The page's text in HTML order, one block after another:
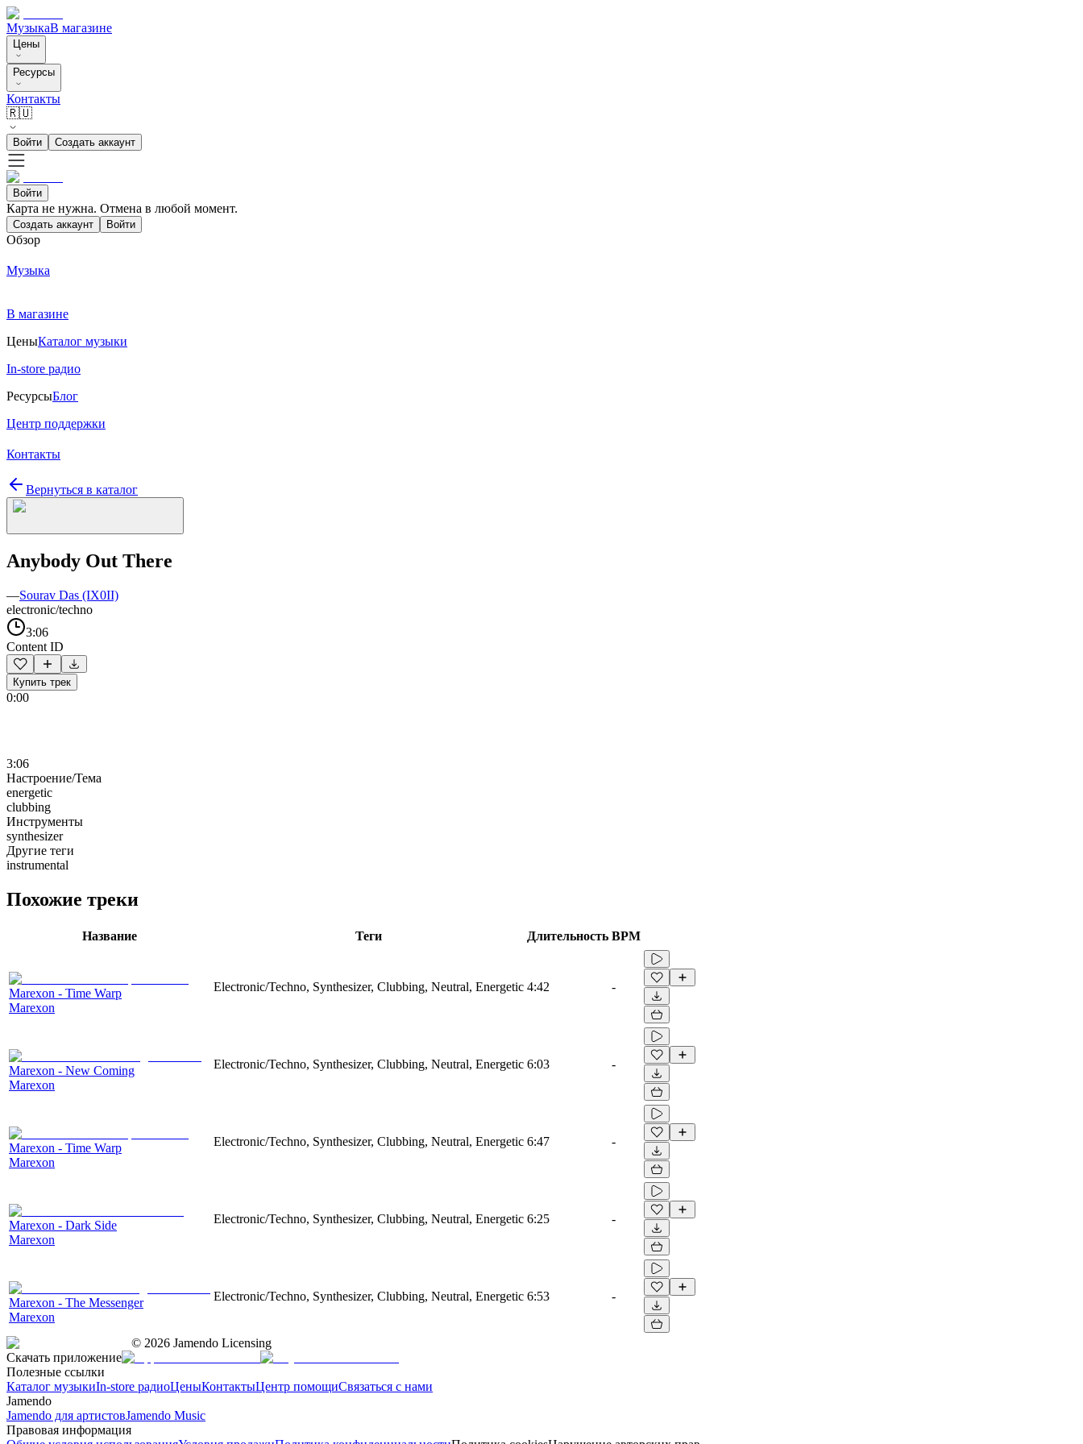
МузыкаВ магазине
Цены
Ресурсы
Контакты
🇷🇺
Войти Создать аккаунт
Войти
Карта не нужна. Отмена в любой момент.
Создать аккаунт Войти
Обзор
Музыка
В магазине
ЦеныКаталог музыки
In-store радио
РесурсыБлог
Центр поддержки
Контакты
Вернуться в каталог
Anybody Out There
—Sourav Das (IX0II)
electronic/techno
3:06
Content ID
Купить трек
0:00
3:06
Настроение/Тема
energetic
clubbing
Инструменты
synthesizer
Другие теги
instrumental
Похожие треки
Название Теги Длительность BPM
Marexon - Time Warp
Marexon
Electronic/Techno, Synthesizer, Clubbing, Neutral, Energetic 4:42 -
Marexon - New Coming
Marexon
Electronic/Techno, Synthesizer, Clubbing, Neutral, Energetic 6:03 -
Marexon - Time Warp
Marexon
Electronic/Techno, Synthesizer, Clubbing, Neutral, Energetic 6:47 -
Marexon - Dark Side
Marexon
Electronic/Techno, Synthesizer, Clubbing, Neutral, Energetic 6:25 -
Marexon - The Messenger
Marexon
Electronic/Techno, Synthesizer, Clubbing, Neutral, Energetic 6:53 -
© 2026 Jamendo Licensing
Скачать приложение
Полезные ссылки
Каталог музыкиIn-store радиоЦеныКонтактыЦентр помощиСвязаться с нами
Jamendo
Jamendo для артистовJamendo Music
Правовая информация